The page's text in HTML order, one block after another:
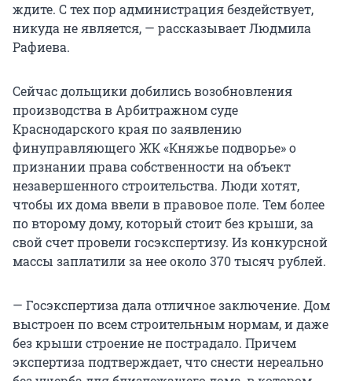
ждите. С тех пор администрация бездействует,
никуда не является, — рассказывает Людмила
Рафиева.
Сейчас дольщики добились возобновления
производства в Арбитражном суде
Краснодарского края по заявлению
финуправляющего ЖК «Княжье подворье» о
признании права собственности на объект
незавершенного строительства. Люди хотят,
чтобы их дома ввели в правовое поле. Тем более
по второму дому, который стоит без крыши, за
свой счет провели госэкспертизу. Из конкурсной
массы заплатили за нее около 370 тысяч рублей.
— Госэкспертиза дала отличное заключение. Дом
выстроен по всем строительным нормам, и даже
без крыши строение не пострадало. Причем
экспертиза подтверждает, что снести нереально